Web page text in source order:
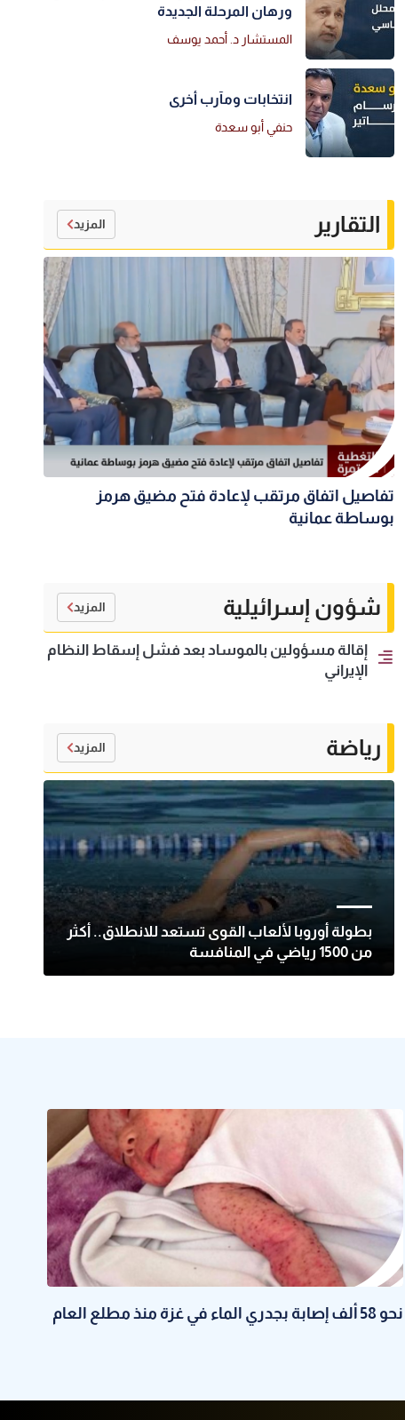
ورهان المرحلة الجديدة
المستشار د. أحمد يوسف
انتخابات ومآرب أخرى
حنفي أبو سعدة
التقارير المزيد
تفاصيل اتفاق مرتقب لإعادة فتح مضيق هرمز
بوساطة عمانية
شؤون إسرائيلية المزيد
إقالة مسؤولين بالموساد بعد فشل إسقاط النظام
الإيراني
رياضة المزيد
بطولة أوروبا لألعاب القوى تستعد للانطلاق.. أكثر
من 1500 رياضي في المنافسة
نحو 58 ألف إصابة بجدري الماء في غزة منذ مطلع العام